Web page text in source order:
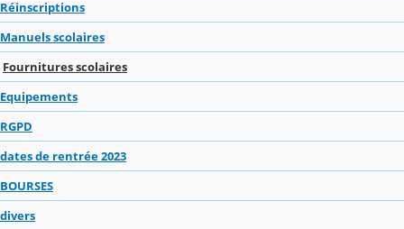
Réinscriptions
Manuels scolaires
Fournitures scolaires
Equipements
RGPD
dates de rentrée 2023
BOURSES
divers